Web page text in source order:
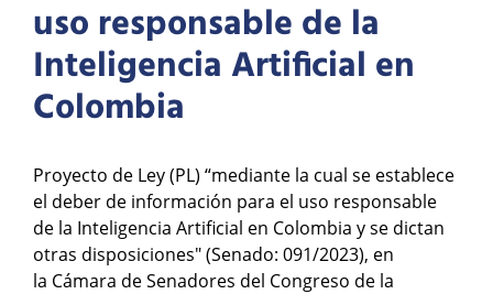
uso responsable de la
Inteligencia Artificial en
Colombia
Proyecto de Ley (PL) “mediante la cual se establece
el deber de información para el uso responsable
de la Inteligencia Artificial en Colombia y se dictan
otras disposiciones" (Senado: 091/2023), en
la Cámara de Senadores del Congreso de la